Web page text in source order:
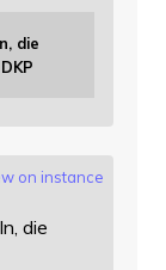
die
on instance
die